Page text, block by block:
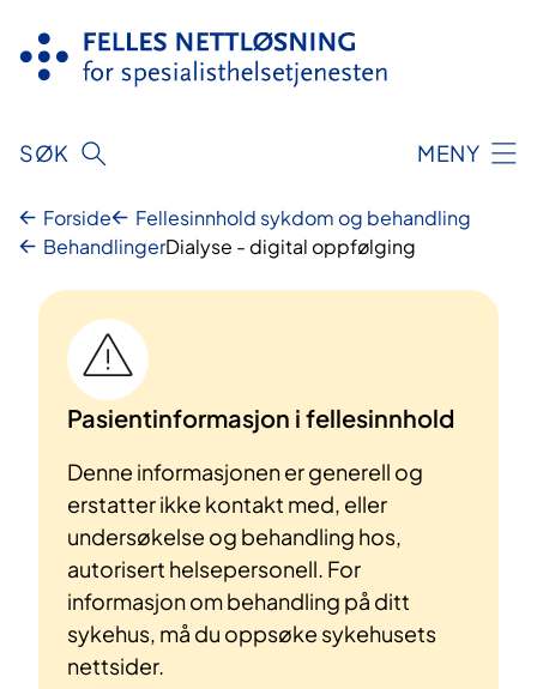
innhold
SØK MENY
Forside
Fellesinnhold sykdom og behandling
BehandlingerDialyse - digital oppfølging
Pasientinformasjon i fellesinnhold
Denne informasjonen er generell og
erstatter ikke kontakt med, eller
undersøkelse og behandling hos,
autorisert helsepersonell. For
informasjon om behandling på ditt
sykehus, må du oppsøke sykehusets
nettsider.